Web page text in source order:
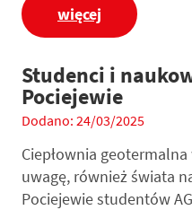
więcej
Studenci i
Pociejewie
Dodano: 24/03/2025
Ciepłownia
uwagę, również świata
Pociejewie studentów